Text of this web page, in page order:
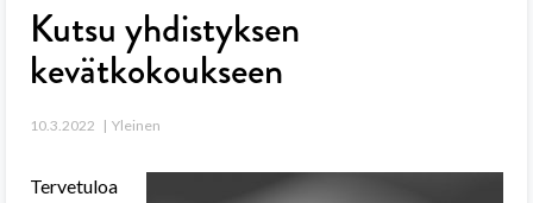
Kutsu yhdistyksen
kevätkokoukseen
10.3.2022 Yleinen
Tervetuloa